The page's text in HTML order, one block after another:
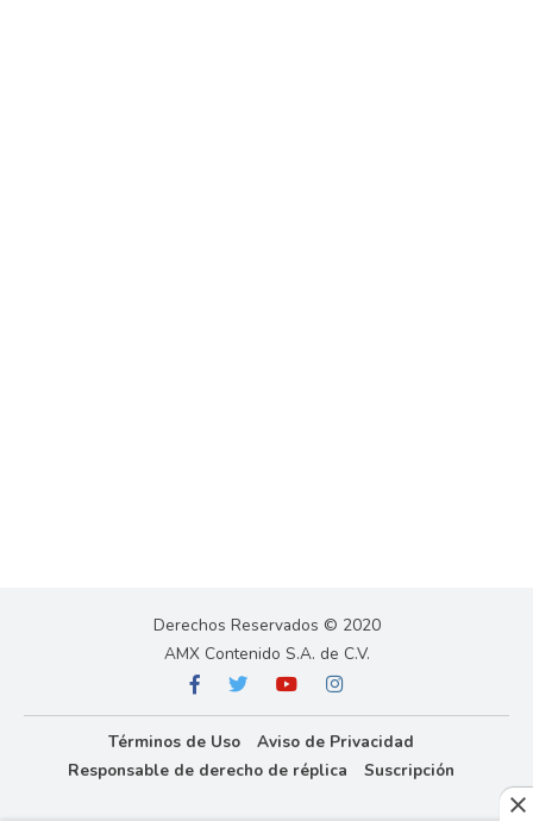
Derechos Reservados © 2020
AMX Contenido S.A. de C.V.
Términos de Uso
Aviso de Privacidad
Responsable de derecho de réplica
Suscripción